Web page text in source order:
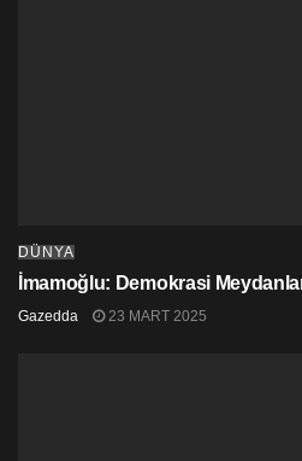
DÜNYA
İmamoğlu: Demokrasi
Gazedda 23 MART 2025